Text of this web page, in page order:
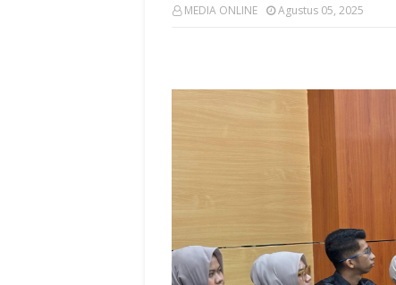
MEDIA ONLINE Agustus 05, 2025